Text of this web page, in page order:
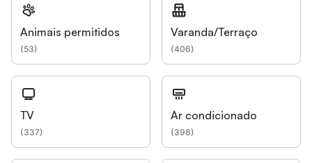
Animais permitidos
(53)
Varanda/Terraço
(406)
TV
(337)
Ar condicionado
(398)